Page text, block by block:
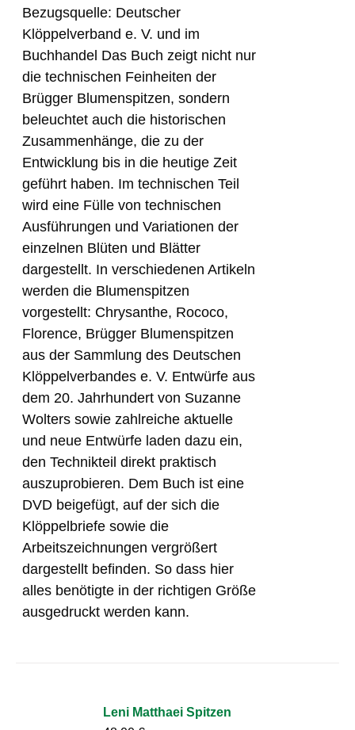
Bezugsquelle: Deutscher
Klöppelverband e. V. und im
Buchhandel Das Buch zeigt nicht nur
die technischen Feinheiten der
Brügger Blumenspitzen, sondern
beleuchtet auch die historischen
Zusammenhänge, die zu der
Entwicklung bis in die heutige Zeit
geführt haben. Im technischen Teil
wird eine Fülle von technischen
Ausführungen und Variationen der
einzelnen Blüten und Blätter
dargestellt. In verschiedenen Artikeln
werden die Blumenspitzen
vorgestellt: Chrysanthe, Rococo,
Florence, Brügger Blumenspitzen
aus der Sammlung des Deutschen
Klöppelverbandes e. V. Entwürfe aus
dem 20. Jahrhundert von Suzanne
Wolters sowie zahlreiche aktuelle
und neue Entwürfe laden dazu ein,
den Technikteil direkt praktisch
auszuprobieren. Dem Buch ist eine
DVD beigefügt, auf der sich die
Klöppelbriefe sowie die
Arbeitszeichnungen vergrößert
dargestellt befinden. So dass hier
alles benötigte in der richtigen Größe
ausgedruckt werden kann.
Leni Matthaei Spitzen